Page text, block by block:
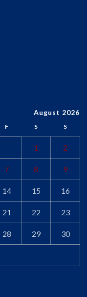
August 2026
F S S
1 2
7 8 9
14 15 16
21 22 23
28 29 30